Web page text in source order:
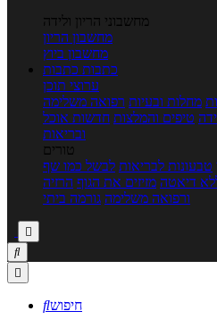
מחשבוני הריון ולידה
מחשבון הריון
מחשבון ביוץ
כתבות כתבות
ערוצי תוכן
מחלות ובעיות רפואה משלימה
טיפים והמלצות חדשות אוכל
ובריאות
טורים
טבעונות לבריאות לבשל כמו שף
דיאטה מזיזים את הגוף הרזיה
ורפואה משלימה גורמה ביתי



חיפוש